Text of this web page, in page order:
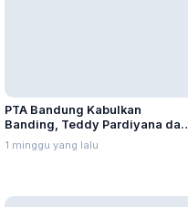
PTA Bandung Kabulkan
Banding, Teddy Pardiyana dan
Bintang Ditetapkan Ahli Waris
1 minggu yang lalu